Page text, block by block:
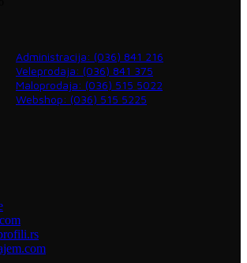
Administracija: (036) 841 216
Veleprodaja: (036) 841 375
Maloprodaja: (036) 515 5022
Webshop: (036) 515 5225